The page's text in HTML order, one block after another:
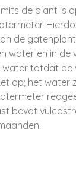
de plant is
de
water en in de
water totdat
op; het water
bevat